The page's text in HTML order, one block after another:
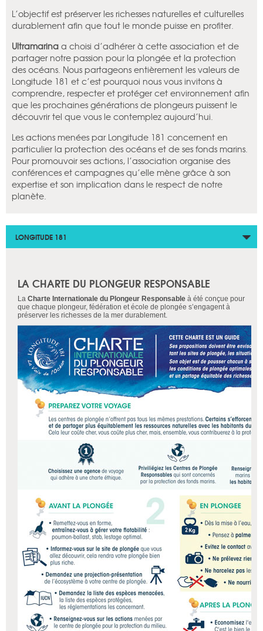
L’objectif est préserver les richesses naturelles et culturelles
durablement afin que tout le monde puisse en profiter.
Ultramarina a choisi d’adhérer à cette association et de
partager notre passion pour la plongée et la protection
des océans. Nous partageons entièrement les valeurs de
Longitude 181 et c’est pourquoi nous vous invitons à
comprendre, respecter et protéger cet environnement afin
que les prochaines générations de plongeurs puissent le
découvrir tel que vous le contemplez aujourd’hui.
Les actions menées par Longitude 181 concernent en
particulier la protection des océans et de ses fonds marins.
Pour promouvoir ses actions, l’association organise des
conférences et campagnes qu’elle mène grâce à son
expertise et son implication dans le respect de notre
planète.
LONGITUDE 181
LA CHARTE DU PLONGEUR RESPONSABLE
La Charte Internationale du Plongeur Responsable à été conçue pour
que chaque plongeur, fédération et école de plongée s’engagent à
préserver les richesses de la mer durablement.